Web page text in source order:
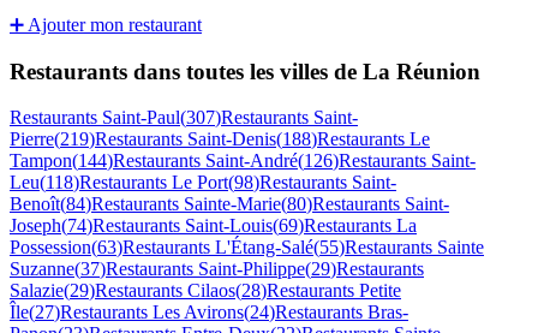
➕ Ajouter mon restaurant
Restaurants dans toutes les villes de La Réunion
Restaurants Saint-Paul(307)Restaurants Saint-
Pierre(219)Restaurants Saint-Denis(188)Restaurants Le
Tampon(144)Restaurants Saint-André(126)Restaurants Saint-
Leu(118)Restaurants Le Port(98)Restaurants Saint-
Benoît(84)Restaurants Sainte-Marie(80)Restaurants Saint-
Joseph(74)Restaurants Saint-Louis(69)Restaurants La
Possession(63)Restaurants L'Étang-Salé(55)Restaurants Sainte
Suzanne(37)Restaurants Saint-Philippe(29)Restaurants
Salazie(29)Restaurants Cilaos(28)Restaurants Petite
Île(27)Restaurants Les Avirons(24)Restaurants Bras-